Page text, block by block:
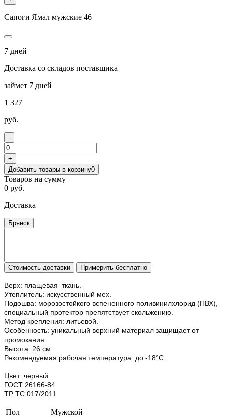
Сапоги Ямал мужские 46
7 дней
Доставка со складов поставщика
займет 7 дней
1 327
руб.
-
+
Добавить товары в корзину0
Товаров на сумму
0 руб.
Доставка
Брянск
Стоимость доставки Примерить бесплатно
Верх: плащевая ткань.
Утеплитель: искусственный мех.
Подошва: морозостойкого вспененного поливинилхлорид (ПВХ),
специальный протектор препятствует скольжению.
Метод крепления: литьевой.
Особенность: уникальный верхний материал защищает от
промокания.
Высота: 26 см.
Рекомендуемая рабочая температура: до -18°С.
Цвет: черный
ГОСТ 26166-84
ТР ТС 017/2011
Пол
Мужской